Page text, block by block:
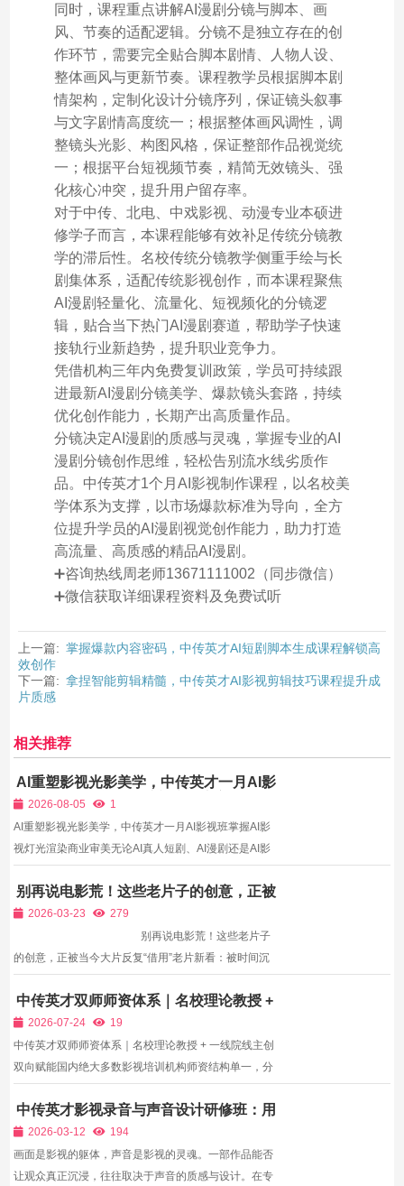
同时，课程重点讲解AI漫剧分镜与脚本、画
风、节奏的适配逻辑。分镜不是独立存在的创
作环节，需要完全贴合脚本剧情、人物人设、
整体画风与更新节奏。课程教学员根据脚本剧
情架构，定制化设计分镜序列，保证镜头叙事
与文字剧情高度统一；根据整体画风调性，调
整镜头光影、构图风格，保证整部作品视觉统
一；根据平台短视频节奏，精简无效镜头、强
化核心冲突，提升用户留存率。
对于中传、北电、中戏影视、动漫专业本硕进
修学子而言，本课程能够有效补足传统分镜教
学的滞后性。名校传统分镜教学侧重手绘与长
剧集体系，适配传统影视创作，而本课程聚焦
AI漫剧轻量化、流量化、短视频化的分镜逻
辑，贴合当下热门AI漫剧赛道，帮助学子快速
接轨行业新趋势，提升职业竞争力。
凭借机构三年内免费复训政策，学员可持续跟
进最新AI漫剧分镜美学、爆款镜头套路，持续
优化创作能力，长期产出高质量作品。
分镜决定AI漫剧的质感与灵魂，掌握专业的AI
漫剧分镜创作思维，轻松告别流水线劣质作
品。中传英才1个月AI影视制作课程，以名校美
学体系为支撑，以市场爆款标准为导向，全方
位提升学员的AI漫剧视觉创作能力，助力打造
高流量、高质感的精品AI漫剧。
➕咨询热线周老师13671111002（同步微信）
➕微信获取详细课程资料及免费试听
上一篇: 掌握爆款内容密码，中传英才AI短剧脚本生成课程解锁高
效创作
下一篇: 拿捏智能剪辑精髓，中传英才AI影视剪辑技巧课程提升成
片质感
相关推荐
AI重塑影视光影美学，中传英才一月AI影
视班掌握AI影视灯光渲染商业审美
2026-08-05
1
AI重塑影视光影美学，中传英才一月AI影视班掌握AI影
视灯光渲染商业审美无论AI真人短剧、AI漫剧还是AI影
灯光渲染的审美与调校。光影是影视的灵魂，暖光适配
温情治愈剧情、冷光适配悬疑冷峻剧情、明暗对比适配
别再说电影荒！这些老片子的创意，正被
当今大片反复“借用”
2026-03-23
279
别再说电影荒！这些老片子
的创意，正被当今大片反复“借用”老片新看：被时间沉
论及《公民凯恩》时说，这部电影的价值很大程度上是
在“重看”的过程中被发现的，观者在...
中传英才双师师资体系｜名校理论教授 +
一线院线主创双向赋能
2026-07-24
19
中传英才双师师资体系｜名校理论教授 + 一线院线主创
双向赋能国内绝大多数影视培训机构师资结构单一，分
经典影片理论、文艺叙事分析，缺少真实商业短剧、广
告、剧组一线实操经验，讲解内容脱离当下市场甲方、
平台真...
中传英才影视录音与声音设计研修班：用
声音构建沉浸式影视世界
2026-03-12
194
画面是影视的躯体，声音是影视的灵魂。一部作品能否
让观众真正沉浸，往往取决于声音的质感与设计。在专